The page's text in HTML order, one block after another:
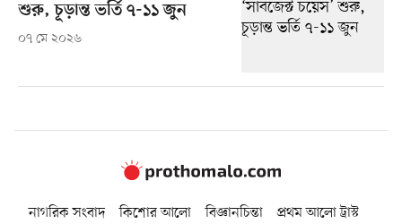
শুরু, চূড়ান্ত ভর্তি ৭-১১ জুন
০৭ মে ২০২৬
নাগরিক সংবাদ কিশোর আলো বিজ্ঞানচিন্তা
প্রথম আলো ট্রাস্ট